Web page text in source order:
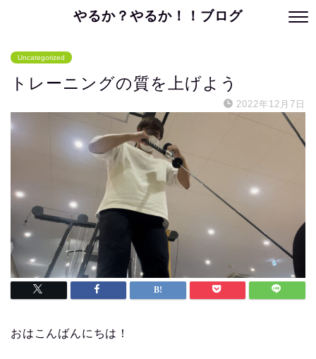
やるか？やるか！！ブログ
Uncategorized
トレーニングの質を上げよう
2022年12月7日
おはこんばんにちは！